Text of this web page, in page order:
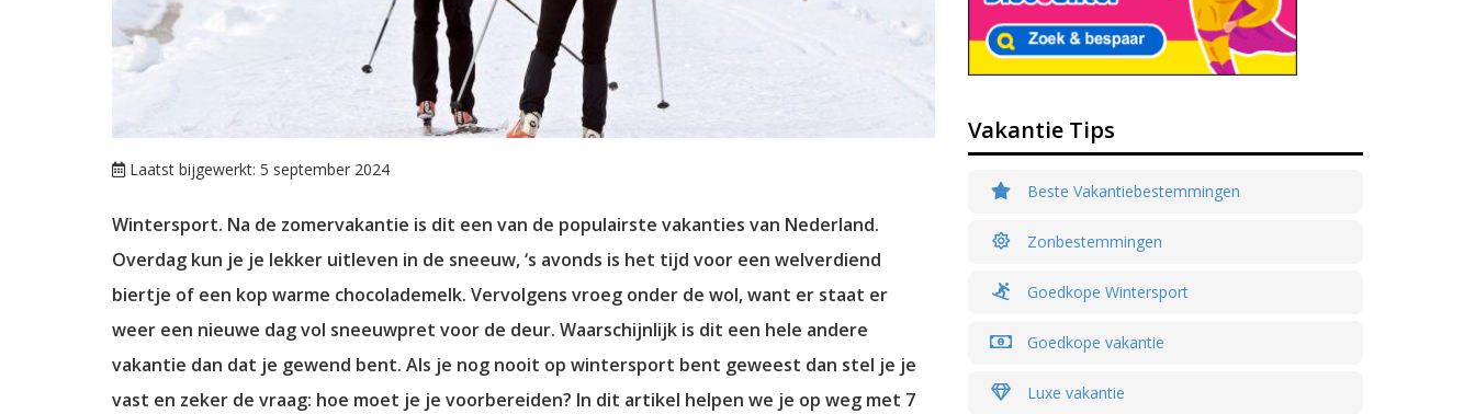
Laatst bijgewerkt: 5 september 2024
Wintersport. Na de zomervakantie is dit een van de populairste vakanties van Nederland.
Overdag kun je je lekker uitleven in de sneeuw, ‘s avonds is het tijd voor een welverdiend
biertje of een kop warme chocolademelk. Vervolgens vroeg onder de wol, want er staat er
weer een nieuwe dag vol sneeuwpret voor de deur. Waarschijnlijk is dit een hele andere
vakantie dan dat je gewend bent. Als je nog nooit op wintersport bent geweest dan stel je je
vast en zeker de vraag: hoe moet je je voorbereiden? In dit artikel helpen we je op weg met 7
Vakantie Tips
Beste Vakantiebestemmingen
Zonbestemmingen
Goedkope Wintersport
Goedkope vakantie
Luxe vakantie